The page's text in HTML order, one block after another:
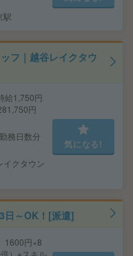
駅
フ｜越谷レイクタウ
給1,750円
円
務日数分
イクタウン
気になる!
日～OK！[派遣]
1600円×8
）※スキル